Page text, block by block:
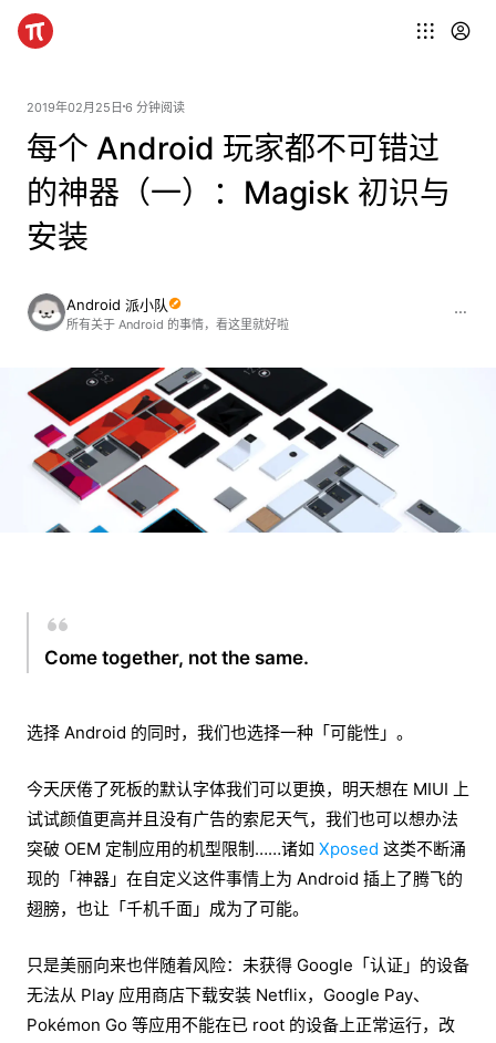
2019年02月25日 6 分钟阅读
每个 Android 玩家都不可错过
的神器（一）：Magisk 初识与
安装
Android 派小队
所有关于 Android 的事情，看这里就好啦
Come together, not the same.
选择 Android 的同时，我们也选择一种「可能性」。
今天厌倦了死板的默认字体我们可以更换，明天想在 MIUI 上
试试颜值更高并且没有广告的索尼天气，我们也可以想办法
突破 OEM 定制应用的机型限制……诸如 Xposed 这类不断涌
现的「神器」在自定义这件事情上为 Android 插上了腾飞的
翅膀，也让「千机千面」成为了可能。
只是美丽向来也伴随着风险：未获得 Google「认证」的设备
无法从 Play 应用商店下载安装 Netflix，Google Pay、
Pokémon Go 等应用不能在已 root 的设备上正常运行，改